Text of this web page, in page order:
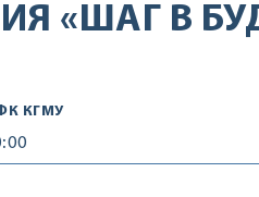
«ШАГ В
КГМУ